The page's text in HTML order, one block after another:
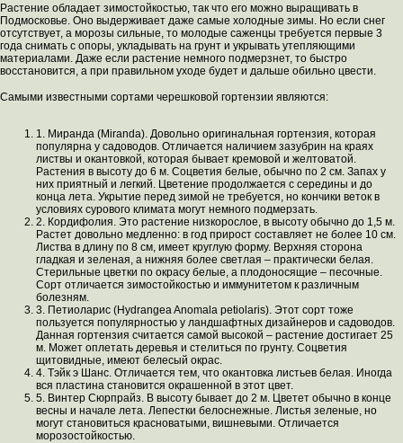
Растение обладает зимостойкостью, так что его можно выращивать в
Подмосковье. Оно выдерживает даже самые холодные зимы. Но если снег
отсутствует, а морозы сильные, то молодые саженцы требуется первые 3
года снимать с опоры, укладывать на грунт и укрывать утепляющими
материалами. Даже если растение немного подмерзнет, то быстро
восстановится, а при правильном уходе будет и дальше обильно цвести.
Самыми известными сортами черешковой гортензии являются:
1. Миранда (Miranda). Довольно оригинальная гортензия, которая
популярна у садоводов. Отличается наличием зазубрин на краях
листвы и окантовкой, которая бывает кремовой и желтоватой.
Растения в высоту до 6 м. Соцветия белые, обычно по 2 см. Запах у
них приятный и легкий. Цветение продолжается с середины и до
конца лета. Укрытие перед зимой не требуется, но кончики веток в
условиях сурового климата могут немного подмерзать.
2. Кордифолия. Это растение низкорослое, в высоту обычно до 1,5 м.
Растет довольно медленно: в год прирост составляет не более 10 см.
Листва в длину по 8 см, имеет круглую форму. Верхняя сторона
гладкая и зеленая, а нижняя более светлая – практически белая.
Стерильные цветки по окрасу белые, а плодоносящие – песочные.
Сорт отличается зимостойкостью и иммунитетом к различным
болезням.
3. Петиоларис (Hydrangea Anomala petiolaris). Этот сорт тоже
пользуется популярностью у ландшафтных дизайнеров и садоводов.
Данная гортензия считается самой высокой – растение достигает 25
м. Может оплетать деревья и стелиться по грунту. Соцветия
щитовидные, имеют белесый окрас.
4. Тэйк э Шанс. Отличается тем, что окантовка листьев белая. Иногда
вся пластина становится окрашенной в этот цвет.
5. Винтер Сюрпрайз. В высоту бывает до 2 м. Цветет обычно в конце
весны и начале лета. Лепестки белоснежные. Листья зеленые, но
могут становиться красноватыми, вишневыми. Отличается
морозостойкостью.